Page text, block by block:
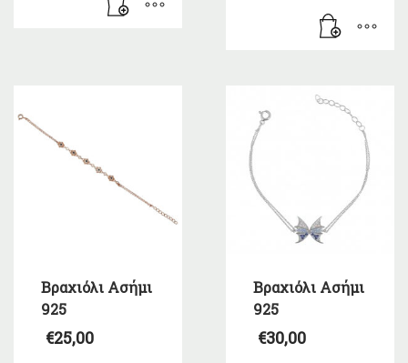
Βραχιόλι Ασήμι
925
€25,00
Βραχιόλι Ασήμι
925
€30,00